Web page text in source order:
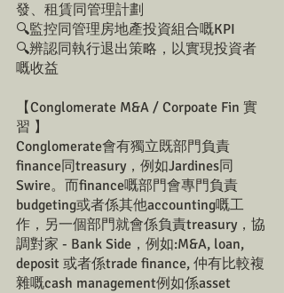
發、租賃同管理計劃
🔍監控同管理房地產投資組合嘅KPI
🔍辨認同執行退出策略，以實現投資者
嘅收益
【Conglomerate M&A / Corpoate Fin 實
習 】
Conglomerate會有獨立既部門負責
finance同treasury，例如Jardines同
Swire。而finance嘅部門會專門負責
budgeting或者係其他accounting嘅工
作，另一個部門就會係負責treasury，協
調對家 - Bank Side，例如:M&A, loan,
deposit 或者係trade finance, 仲有比較複
雜嘅cash management例如係asset